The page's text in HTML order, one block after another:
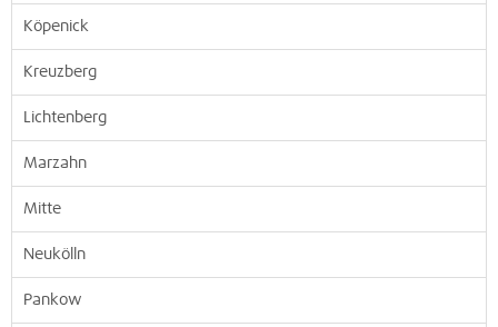
Köpenick
Kreuzberg
Lichtenberg
Marzahn
Mitte
Neukölln
Pankow